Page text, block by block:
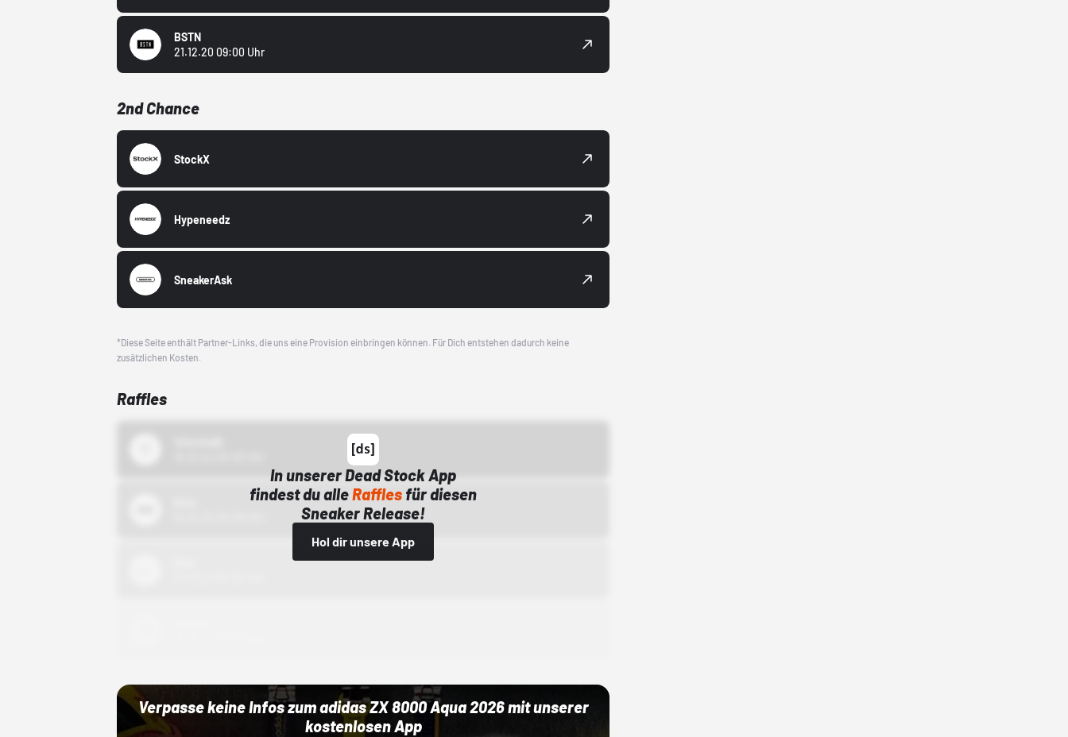
BSTN
21.12.20 09:00 Uhr
2nd Chance
StockX
Hypeneedz
SneakerAsk
*Diese Seite enthält Partner-Links, die uns eine Provision einbringen können. Für Dich entstehen dadurch keine
zusätzlichen Kosten.
Raffles
In unserer Dead Stock App
findest du alleRaffles für diesen
Sneaker Release!
Hol dir unsere App
Verpasse keine Infos zum adidas ZX 8000 Aqua 2026 mit unserer
kostenlosen App